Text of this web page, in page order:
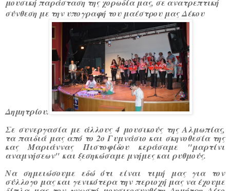
μουσική παράσταση της χορωδία μας, σε ανατρεπτική
σύνθεση με την υπογραφή του μαέστρου μας Δέκου
Δημητρίου.
Σε συνεργασία με άλλους 4 μουσικούς της Αλμωπίας,
τα παιδιά μας από το 2ο Γυμνάσιο και σκηνοθεσία της
κας Μαριάννας Πιστοφίδου κεράσαμε "μαρτίνι
αναμνήσεων" και ξεσηκώσαμε μνήμες και ρυθμούς.
Να σημειώσουμε εδώ ότι είναι τιμή μας για τον
σύλλογο μας και γενικότερα την περιοχή μας να έχουμε